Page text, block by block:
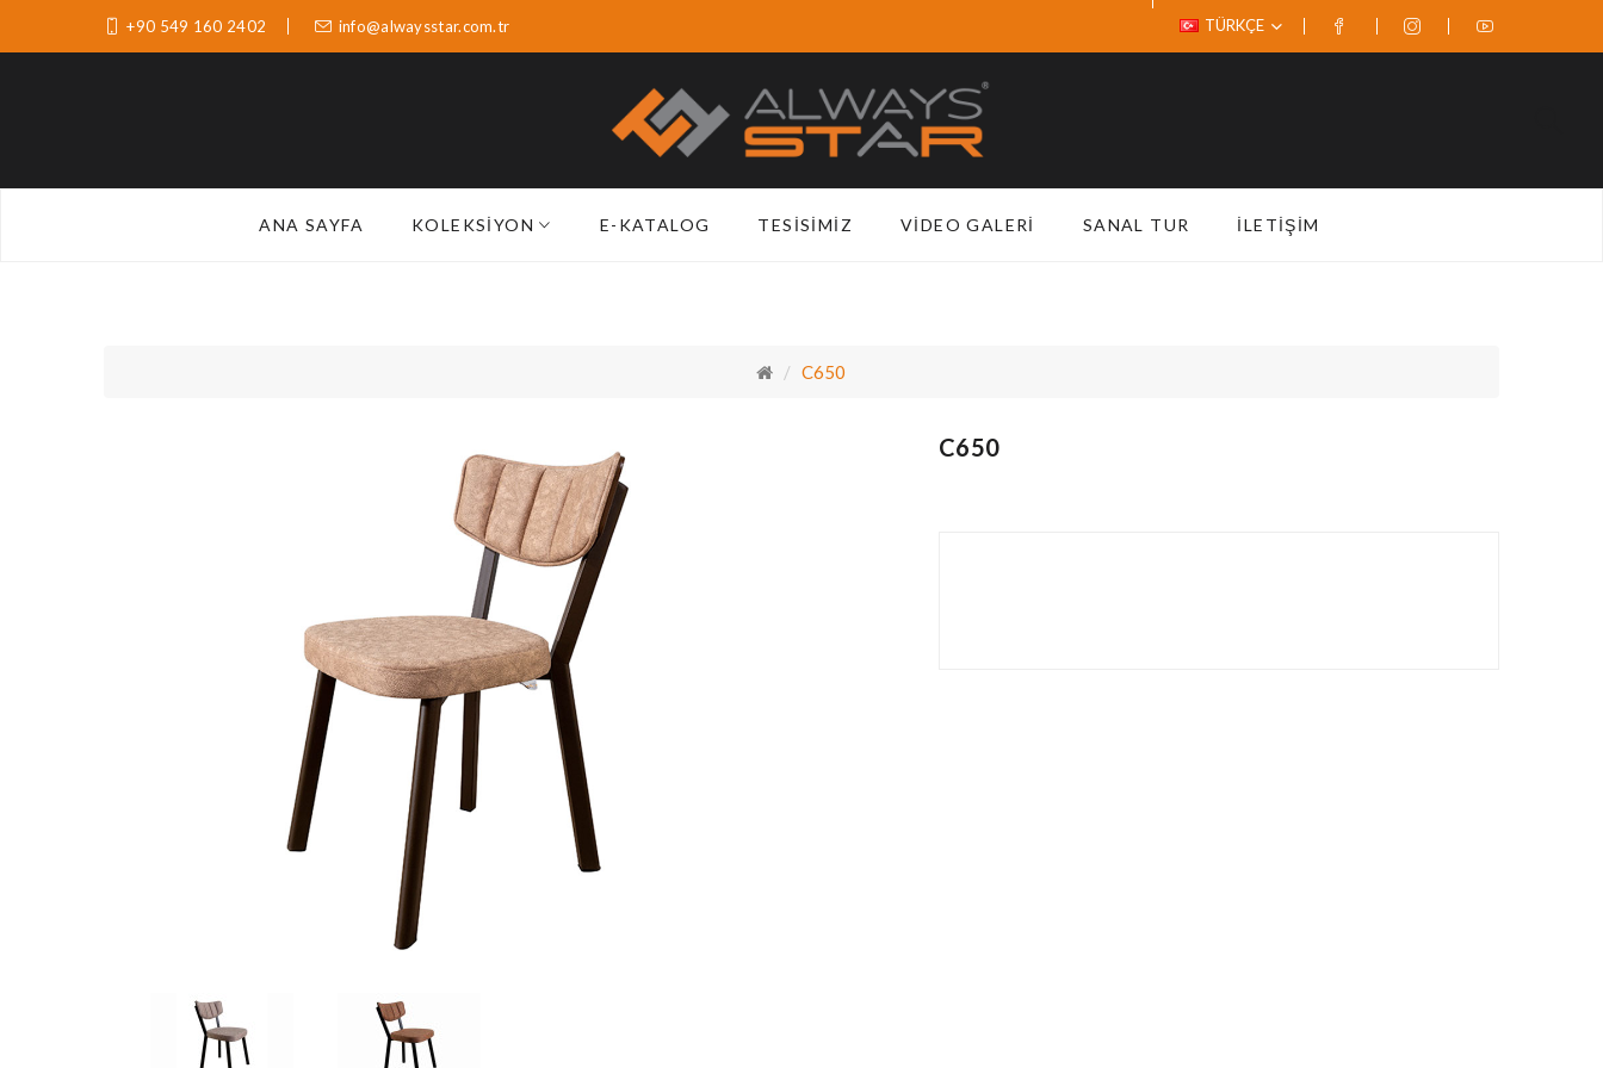
+90 549 160 2402 info@alwaysstar.com.tr TÜRKÇE
ANA SAYFA KOLEKSIYON E-KATALOG TESISIMIZ VIDEO GALERI SANAL TUR İLETIŞIM
C650
C650